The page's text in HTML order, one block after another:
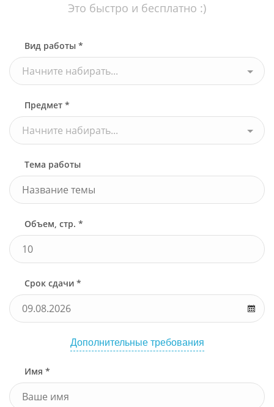
Это быстро и бесплатно :)
Вид работы *
Начните набирать...
Предмет *
Начните набирать...
Тема работы
Объем, стр. *
Срок сдачи *
Дополнительные требования
Имя *